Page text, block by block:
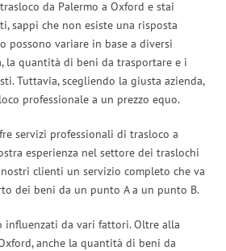
da Palermo a Oxford e stai
sappi che non esiste una risposta
possono variare in base a diversi
la quantità di beni da trasportare e i
Tuttavia, scegliendo la giusta azienda,
professionale a un prezzo equo.
servizi professionali di trasloco a
esperienza nel settore dei traslochi
clienti un servizio completo che va
dei beni da un punto A a un punto B.
influenzati da vari fattori. Oltre alla
anche la quantità di beni da